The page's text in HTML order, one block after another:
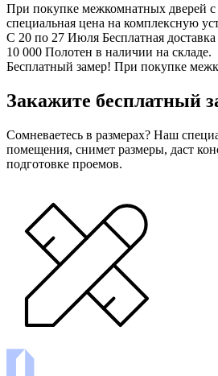
При покупке межкомнатных дверей
специальная цена на комплексную
С 20 по 27 Июля Бесплатная
10 000 Полотен в наличии на складе.
Бесплатный замер! При покупке
Закажите бесплатный
Сомневаетесь в размерах? Наш
помещения, снимет размеры, даст
подготовке проемов.